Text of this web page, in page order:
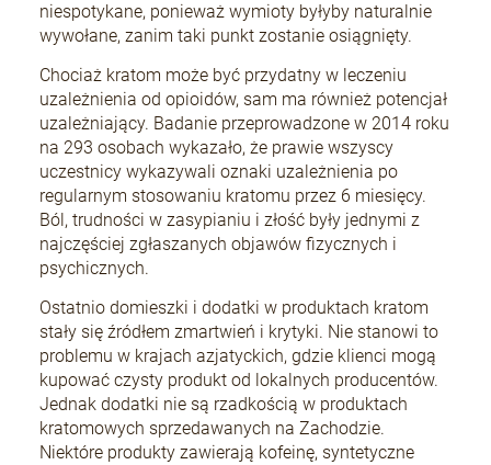
niespotykane, ponieważ wymioty byłyby naturalnie
wywołane, zanim taki punkt zostanie osiągnięty.
Chociaż kratom może być przydatny w leczeniu
uzależnienia od opioidów, sam ma również potencjał
uzależniający. Badanie przeprowadzone w 2014 roku
na 293 osobach wykazało, że prawie wszyscy
uczestnicy wykazywali oznaki uzależnienia po
regularnym stosowaniu kratomu przez 6 miesięcy.
Ból, trudności w zasypianiu i złość były jednymi z
najczęściej zgłaszanych objawów fizycznych i
psychicznych.
Ostatnio domieszki i dodatki w produktach kratom
stały się źródłem zmartwień i krytyki. Nie stanowi to
problemu w krajach azjatyckich, gdzie klienci mogą
kupować czysty produkt od lokalnych producentów.
Jednak dodatki nie są rzadkością w produktach
kratomowych sprzedawanych na Zachodzie.
Niektóre produkty zawierają kofeinę, syntetyczne